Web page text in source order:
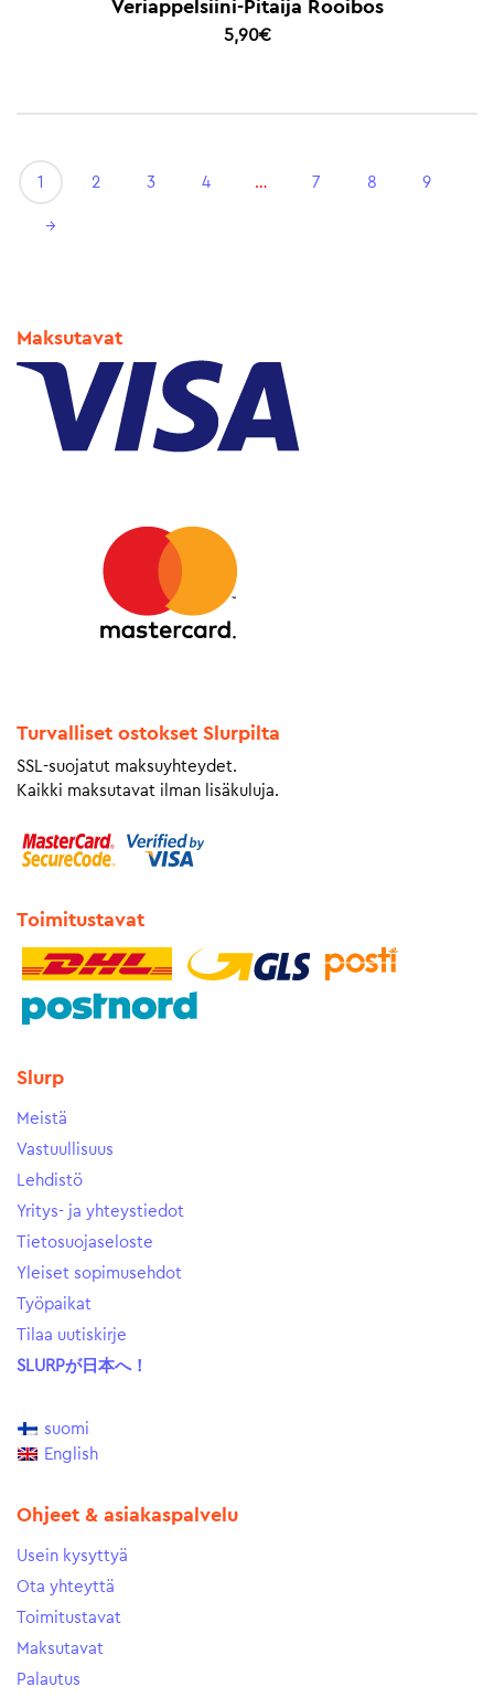
Veriappelsiini-Pitaija Rooibos
5,90€
1 2 3 4 … 7 8 9
→
Maksutavat
Turvalliset ostokset Slurpilta
SSL-suojatut maksuyhteydet.
Kaikki maksutavat ilman lisäkuluja.
Toimitustavat
Slurp
Meistä
Vastuullisuus
Lehdistö
Yritys- ja yhteystiedot
Tietosuojaseloste
Yleiset sopimusehdot
Työpaikat
Tilaa uutiskirje
SLURPが日本へ！
suomi
English
Ohjeet & asiakaspalvelu
Usein kysyttyä
Ota yhteyttä
Toimitustavat
Maksutavat
Palautus